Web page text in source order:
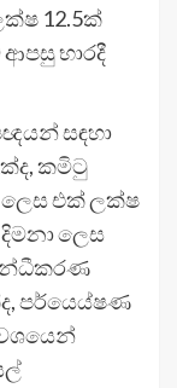
12.5ක්
භාරදී
සඳහා
කමිටු
ලෙස එක් ලක්ෂ
ලෙස
පර්යෙය්ෂණ
වශයෙන්